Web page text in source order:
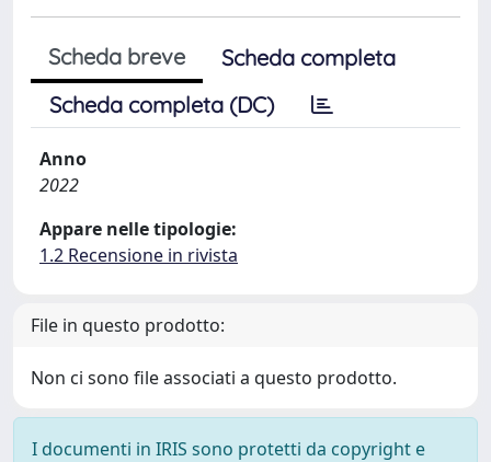
Scheda breve
Scheda completa
Scheda completa (DC)
Anno
2022
Appare nelle tipologie:
1.2 Recensione in rivista
File in questo prodotto:
Non ci sono file associati a questo prodotto.
I documenti in IRIS sono protetti da copyright e